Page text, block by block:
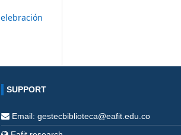
SUPPORT
Email: gestecbiblioteca@eafit.edu.co